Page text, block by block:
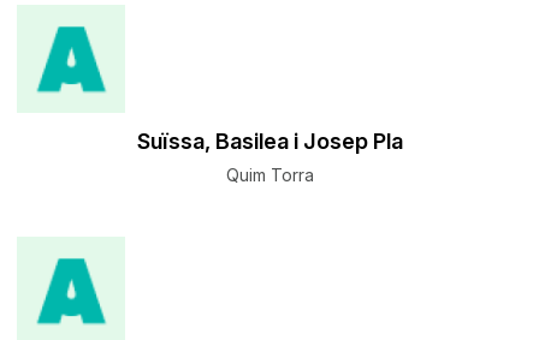
Suïssa, Basilea i Josep Pla
Quim Torra